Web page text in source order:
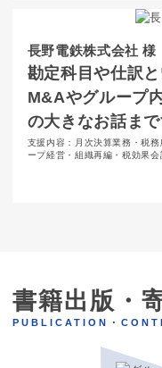
勘定科目や仕訳
M&Aやグループ
の大きなお話まで
長野電鉄株式会社 様
支援内容：月次決算業務・税
ープ経営・組織再編・税効果
書籍出版・
PUBLICATION・